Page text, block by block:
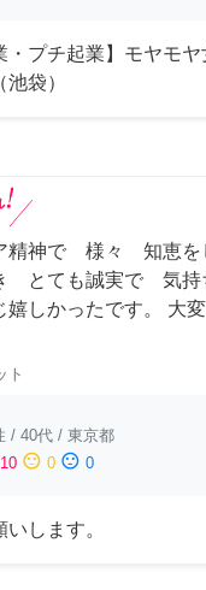
・プチ起業】モヤモ
袋）
精神で 様々 知恵を
とても誠実で 気持
嬉しかったです。 大
ト
/ 40代 / 東京都
10 sentiment_neutral 0 sentiment_dissatisfied 0
します。